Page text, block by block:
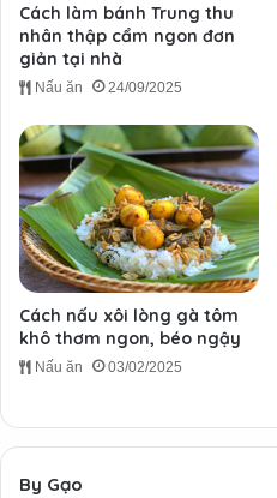
Cách làm bánh Trung thu
nhân thập cẩm ngon đơn
giản tại nhà
Nấu ăn 24/09/2025
Cách nấu xôi lòng gà tôm
khô thơm ngon, béo ngậy
Nấu ăn 03/02/2025
By Gạo